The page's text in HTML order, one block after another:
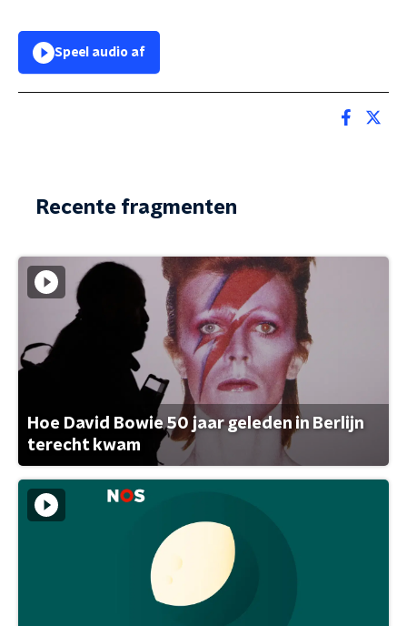
Speel audio af
Recente fragmenten
Hoe David Bowie 50 jaar geleden in Berlijn
terecht kwam